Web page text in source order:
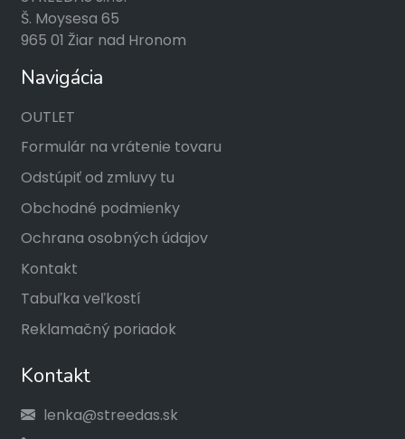
Š. Moysesa 65
965 01 Žiar nad Hronom
Navigácia
OUTLET
Formulár na vrátenie tovaru
Odstúpiť od zmluvy tu
Obchodné podmienky
Ochrana osobných údajov
Kontakt
Tabuľka veľkostí
Reklamačný poriadok
Kontakt
lenka@streedas.sk